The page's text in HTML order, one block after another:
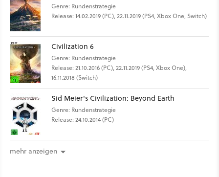
Genre: Rundenstrategie
Release: 14.02.2019 (PC), 22.11.2019 (PS4, Xbox One, Switch)
Civilization 6
Genre: Rundenstrategie
Release: 21.10.2016 (PC), 22.11.2019 (PS4, Xbox One),
16.11.2018 (Switch)
Sid Meier's Civilization: Beyond Earth
Genre: Rundenstrategie
Release: 24.10.2014 (PC)
mehr anzeigen